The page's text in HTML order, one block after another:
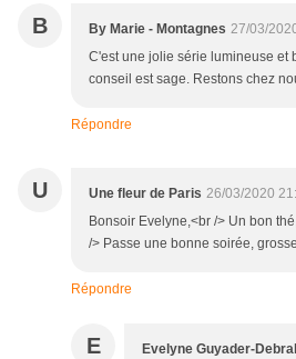
B By Marie - Montagnes 27/03/
C'est une jolie série lumineuse et
conseil est sage. Restons chez
Répondre
U Une fleur de Paris 26/03/2020
Bonsoir Evelyne,<br /> Un bon
/> Passe une bonne soirée,
Répondre
E Evelyne Guyader-